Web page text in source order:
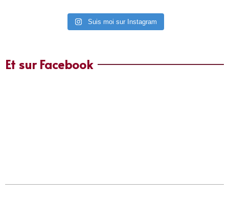
Suis moi sur Instagram
Et sur Facebook